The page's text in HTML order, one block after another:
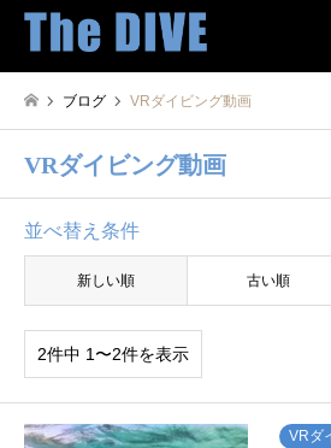
ブログ VRダイビング動画
VRダイビング動画
並べ替え条件
新しい順 古い順
2件中 1〜2件を表示
VRダ